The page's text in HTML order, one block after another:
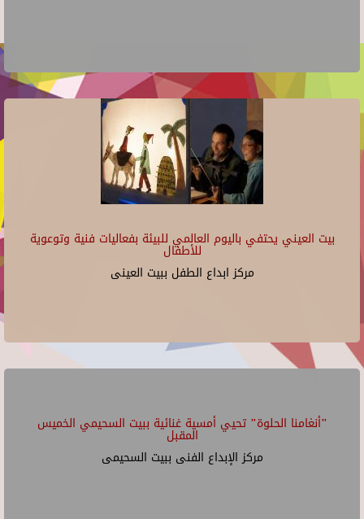
بيت العيني يحتفي باليوم العالمي للبيئة بفعاليات فنية وتوعوية
للأطفال
مركز ابداع الطفل ببيت العينى
"أنغامنا الحلوة" تحيي أمسية غنائية ببيت السحيمي الخميس
المقبل
مركز الإبداع الفنى ببيت السحيمى